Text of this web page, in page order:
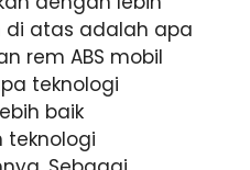
di atas adalah apa
rem ABS mobil
teknologi
baik
teknologi